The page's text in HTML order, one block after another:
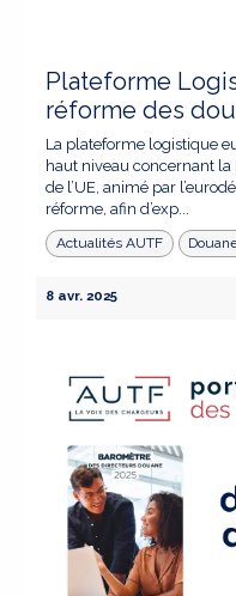
Plateforme
réforme des
La plateforme logistique
haut niveau concernant
de l’UE, animé par
réforme, afin d’exp...
Actualités AUTF
8 avr. 2025